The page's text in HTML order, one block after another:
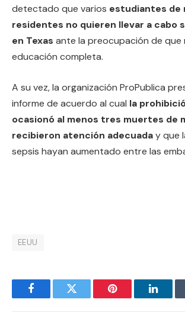
detectado que varios estudiantes de
residentes no quieren llevar a cabo
en Texas ante la preocupación de que
educación completa.
A su vez, la organización ProPublica
informe de acuerdo al cual la
ocasionó al menos tres muertes de
recibieron atención adecuaday que
sepsis hayan aumentado entre las
EEUU
FacebookTwitter Pinterest